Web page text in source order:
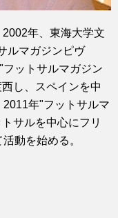
年、東海大学文
ルマガジンピヴ
ットサルマガジン
し、スペインを中
年"フットサルマ
サルを中心にフリ
動を始める。